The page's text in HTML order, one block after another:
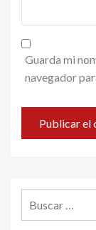
Guarda mi
navegador